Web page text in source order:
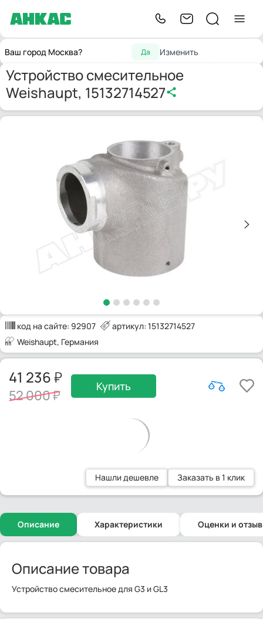
Ваш город Москва? Да Изменить
Главнаягорелок
газовой трубы
Weishaupt, 15132714527
Устройство смесительное
Weishaupt, 15132714527
код на сайте: 92907
артикул: 15132714527
Weishaupt, Германия
41 236
52 000
Купить
Нашли дешевле Заказать в 1 клик
Описание Характеристики Оценки и
Описание товара
Устройство смесительное для G3 и GL3